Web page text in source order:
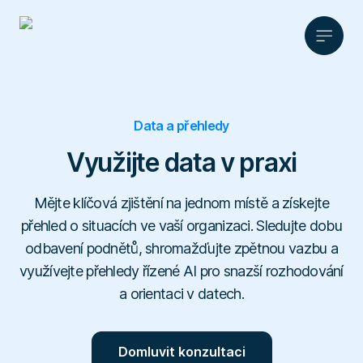
Anonymní zpětná vazba
linka
AI asistent
Správa podnětů
Dotazníkové šetření
Data a přehledy
Zabezpečení
Legal a compliance
Školy
Sportovní kluby
Whistleblowing
Partnerství
Partnerství
Affiliate program
Materiály
Blog
Ke stažení
FaceUp
Kontakt
Cs
Domluvit konzultaci
Data a přehledy
Využijte data v praxi
Mějte klíčová zjištění na jednom místě a získejte
přehled o situacích ve vaší organizaci. Sledujte dobu
odbavení podnětů, shromažďujte zpětnou vazbu a
využívejte přehledy řízené AI pro snazší rozhodování
a orientaci v datech.
Domluvit konzultaci